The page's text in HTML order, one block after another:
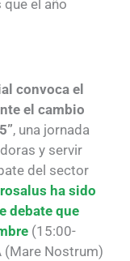
que el año
convoca el
el cambio
, una jornada
y servir
del sector
ha sido
debate que
(15:00-
(Mare Nostrum)